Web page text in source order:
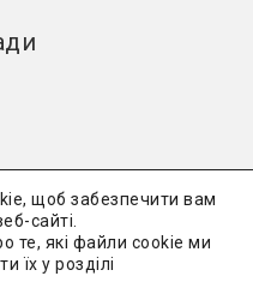
захищені.
щоб забезпечити вам
сайті.
те, які файли cookie ми
їх у розділі